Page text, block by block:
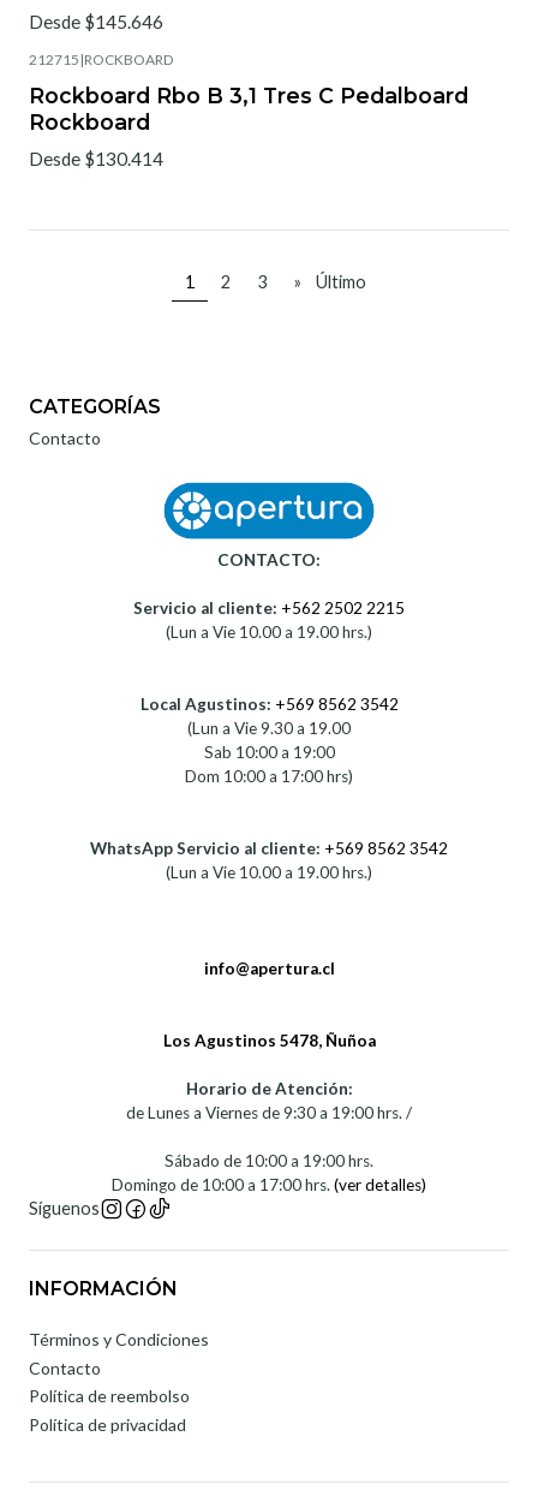
Desde $145.646
212715 |ROCKBOARD
Rockboard Rbo B 3,1 Tres C Pedalboard
Rockboard
Desde $130.414
1 2 3 » Último
CATEGORÍAS
Contacto
CONTACTO:
Servicio al cliente: +562 2502 2215
(Lun a Vie 10.00 a 19.00 hrs.)
Local Agustinos: +569 8562 3542
(Lun a Vie 9.30 a 19.00
Sab 10:00 a 19:00
Dom 10:00 a 17:00 hrs)
WhatsApp Servicio al cliente: +569 8562 3542
(Lun a Vie 10.00 a 19.00 hrs.)
info@apertura.cl
Los Agustinos 5478, Ñuñoa
Horario de Atención:
de Lunes a Viernes de 9:30 a 19:00 hrs. /
Sábado de 10:00 a 19:00 hrs.
Domingo de 10:00 a 17:00 hrs.(ver detalles)
Síguenos
INFORMACIÓN
Términos y Condiciones
Contacto
Política de reembolso
Política de privacidad